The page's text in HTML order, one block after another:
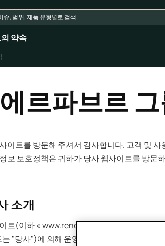
약속
르파브르
이트를 방문해 주셔서 감사합니다. 고객 및
보 보호정책은 귀하가 당사 웹사이트를 방문
소개
트(이하 « www.renefurterer.com/kr-kr/ »)
는 "당사")에 의해 운영되며, 당사는 아래 설명